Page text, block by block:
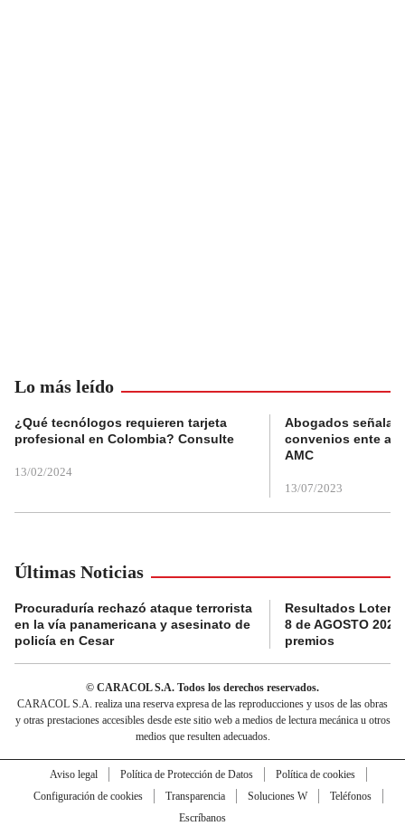
Lo más leído
¿Qué tecnólogos requieren tarjeta
profesional en Colombia? Consulte
13/02/2024
Abogados
convenios ente
AMC
13/07/2023
Últimas Noticias
Procuraduría rechazó ataque terrorista
en la vía panamericana y asesinato de
policía en Cesar
Resultados Lotería
8 de AGOSTO
premios
© CARACOL S.A. Todos los derechos reservados.
CARACOL S.A. realiza una reserva expresa de las reproducciones y usos de las obras
y otras prestaciones accesibles desde este sitio web a medios de lectura mecánica u otros
medios que resulten adecuados.
Aviso legal Política de Protección de Datos
Política de cookies
Configuración de cookies
Transparencia Soluciones W
Teléfonos
Escríbanos